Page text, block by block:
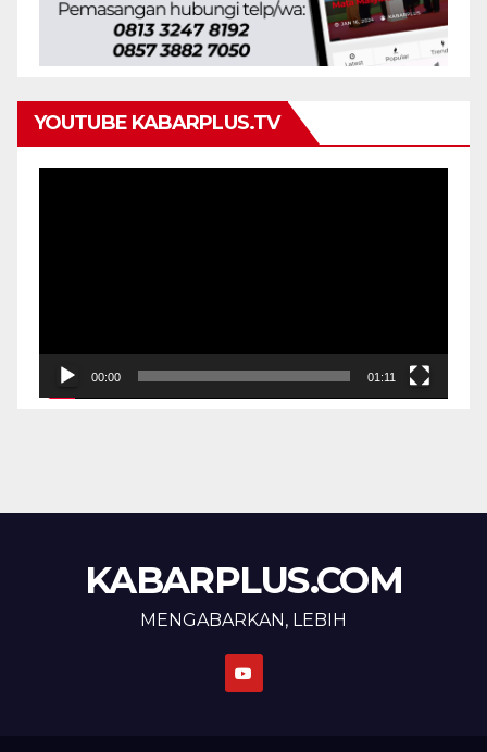
YOUTUBE KABARPLUS.TV
00:00 01:11
KABARPLUS.COM
MENGABARKAN, LEBIH